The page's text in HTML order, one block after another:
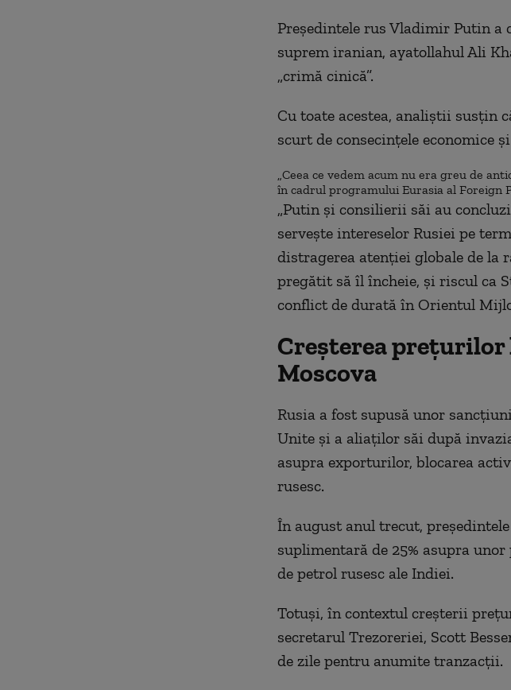
Președintele rus Vladimir Putin a
suprem iranian, ayatollahul Ali
„crimă cinică”.
Cu toate acestea, analiștii susțin
scurt de consecințele economice
„Ceea ce vedem acum nu era greu de
în cadrul programului Eurasia al Foreign
„Putin și consilierii săi au
servește intereselor Rusiei pe
distragerea atenției globale de la
pregătit să îl încheie, și riscul ca
conflict de durată în Orientul
Creșterea
Moscova
Rusia a fost supusă unor
Unite și a aliaților săi după
asupra exporturilor, blocarea
rusesc.
În august anul trecut,
suplimentară de 25% asupra
de petrol rusesc ale Indiei.
Totuși, în contextul creșterii
secretarul Trezoreriei, Scott
de zile pentru anumite tranzacții.